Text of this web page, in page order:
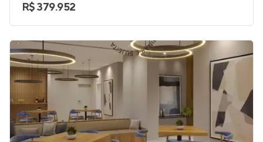
R$ 379.952